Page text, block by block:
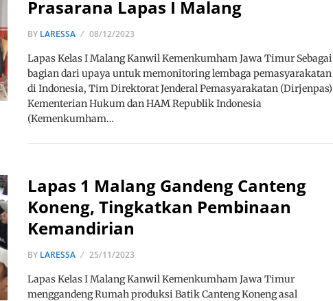
Prasarana Lapas I Malang
BY LARESSA 08/12/2023
Lapas Kelas I Malang Kanwil Kemenkumham Jawa Timur Sebagai
bagian dari upaya untuk memonitoring lembaga pemasyarakatan
di Indonesia, Tim Direktorat Jenderal Pemasyarakatan (Dirjenpas)
Kementerian Hukum dan HAM Republik Indonesia
(Kemenkumham…
Lapas 1 Malang Gandeng Canteng
Koneng, Tingkatkan Pembinaan
Kemandirian
BY LARESSA 25/11/2023
Lapas Kelas I Malang Kanwil Kemenkumham Jawa Timur
menggandeng Rumah produksi Batik Canteng Koneng asal